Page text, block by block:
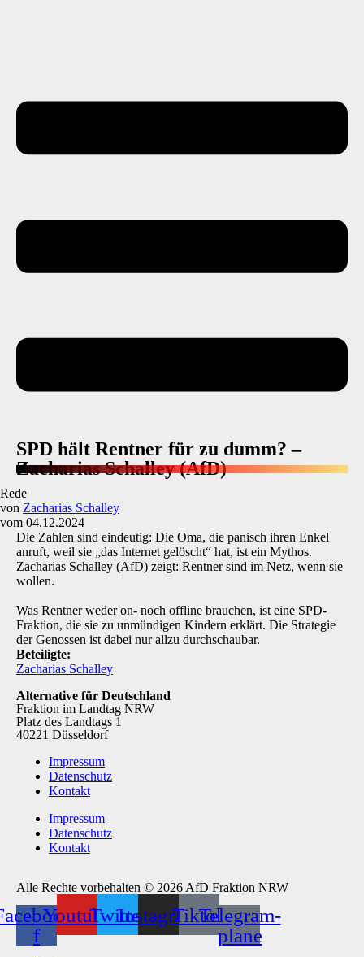
SPD hält Rentner für zu dumm? –
Zacharias Schalley (AfD)
Rede
von Zacharias Schalley
vom 04.12.2024
Die Zahlen sind eindeutig: Die Oma, die panisch ihren Enkel
anruft, weil sie „das Internet gelöscht“ hat, ist ein Mythos.
Zacharias Schalley (AfD) zeigt: Rentner sind im Netz, wenn sie
wollen.
Was Rentner weder on- noch offline brauchen, ist eine SPD-
Fraktion, die sie zu unmündigen Kindern erklärt. Die Strategie
der Genossen ist dabei nur allzu durchschaubar.
Beteiligte:
Zacharias Schalley
Alternative für Deutschland
Fraktion im Landtag NRW
Platz des Landtags 1
40221 Düsseldorf
Impressum
Datenschutz
Kontakt
Impressum
Datenschutz
Kontakt
Alle Rechte vorbehalten © 2026 AfD Fraktion NRW
f
YoutubeTwitterInstagramTiktokTelegram-
plane